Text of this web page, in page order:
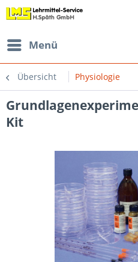
Menü
Übersicht Physiologie
Kit